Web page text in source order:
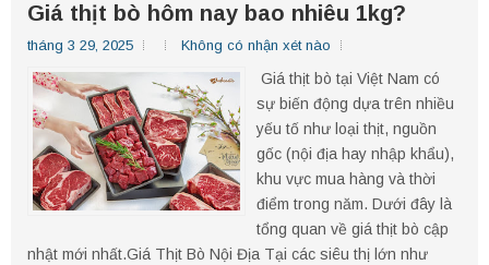
Giá thịt bò hôm nay bao nhiêu 1kg?
tháng 3 29, 2025 Không có nhận xét nào
​Giá thịt bò tại Việt Nam có
sự biến động dựa trên nhiều
yếu tố như loại thịt, nguồn
gốc (nội địa hay nhập khẩu),
khu vực mua hàng và thời
điểm trong năm. Dưới đây là
tổng quan về giá thịt bò cập
nhật mới nhất.​ Giá Thịt Bò Nội Địa Tại các siêu thị lớn như